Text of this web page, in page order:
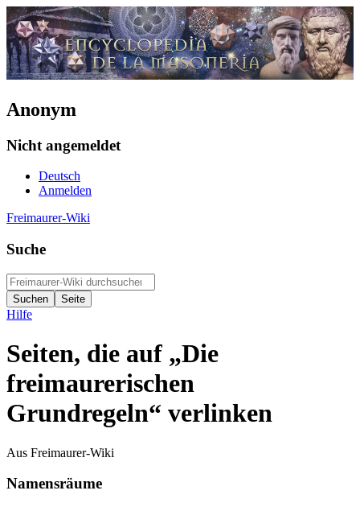
Anonym
Nicht angemeldet
Deutsch
Anmelden
Freimaurer-Wiki
Suche
Hilfe
Seiten, die auf „Die
freimaurerischen
Grundregeln“ verlinken
Aus Freimaurer-Wiki
Namensräume